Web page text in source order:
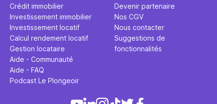
Crédit immobilier
Investissement immobilier
Investissement locatif
Calcul rendement locatif
Gestion locataire
Aide - Communauté
Aide - FAQ
Podcast Le Plongeoir
Devenir partenaire
Nos CGV
Nous contacter
Suggestions de
fonctionnalités